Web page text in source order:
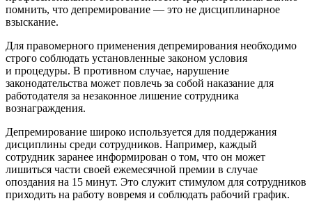
помнить, что депремирование — это не дисциплинарное
взыскание.
Для правомерного применения депремирования необходимо
строго соблюдать установленные законом условия
и процедуры. В противном случае, нарушение
законодательства может повлечь за собой наказание для
работодателя за незаконное лишение сотрудника
вознаграждения.
Депремирование широко используется для поддержания
дисциплины среди сотрудников. Например, каждый
сотрудник заранее информирован о том, что он может
лишиться части своей ежемесячной премии в случае
опоздания на 15 минут. Это служит стимулом для сотрудников
приходить на работу вовремя и соблюдать рабочий график.